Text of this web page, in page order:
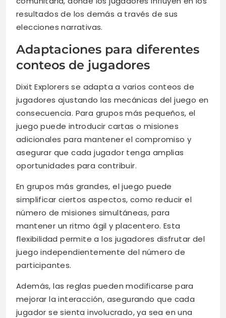
resultados de los demás a través de sus
elecciones narrativas.
Adaptaciones para diferentes
conteos de jugadores
Dixit Explorers se adapta a varios conteos de
jugadores ajustando las mecánicas del juego en
consecuencia. Para grupos más pequeños, el
juego puede introducir cartas o misiones
adicionales para mantener el compromiso y
asegurar que cada jugador tenga amplias
oportunidades para contribuir.
En grupos más grandes, el juego puede
simplificar ciertos aspectos, como reducir el
número de misiones simultáneas, para
mantener un ritmo ágil y placentero. Esta
flexibilidad permite a los jugadores disfrutar del
juego independientemente del número de
participantes.
Además, las reglas pueden modificarse para
mejorar la interacción, asegurando que cada
jugador se sienta involucrado, ya sea en una